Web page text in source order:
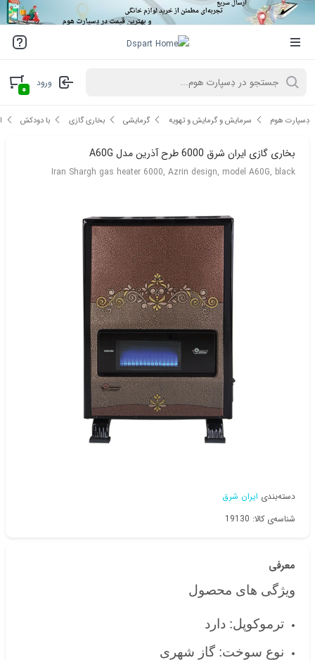
ورود ۰
دِسپارت هوم سرمایش و گرمایش و تهویه گرمایشی بخاری گازی با دودکش
بخاری گازی ایران شرق 6000 طرح آذرین مدل A60G
Iran Shargh gas heater 6000, Azrin design, model A60G, black
دسته‌بندی ایران شرق
شناسه‌ی کالا: 19130
معرفی
ویژگی های محصول
ترموکوپل: دارد
نوع سوخت: گاز شهری